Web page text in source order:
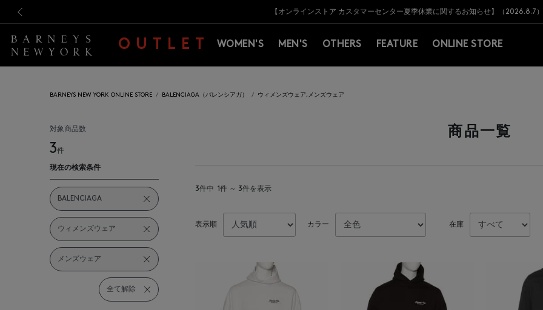
新規登録のお客様も対象！＜MY BARNEYS＞会員のお客様は11,000円（税込）以上のお買上げで常時送料無料
【夏季休業に伴う出荷一時停止のお知らせ】(2026.8.7)
【オンラインストア カスタマーセンター夏季休業に関するお知らせ】（2026.8.7）
【夏季休業に伴う返品・交換承り一時停止のお知らせ】（2026.8.5）
熊本県を中心とした地震の影響によるお荷物のお届けについて
【開催中】SUMMER SALEのご案内・ご注意事項
新規登録のお客様も対象！＜MY BARNEYS＞会員のお客様は11,000円（税込）以上のお買上げで常時送料無料
【夏季休業に伴う出荷一時停止のお知らせ】(2026.8.7)
OUTLET WOMEN'S MEN'S OTHERS FEATURE ONLINE STORE
BARNEYS NEW YORK ONLINE STORE BALENCIAGA（バレンシアガ） ウィメンズウェア,メンズウェア
対象商品数
3件
現在の検索条件
BALENCIAGA
ウィメンズウェア
メンズウェア
全て解除
商品一覧
3件中 1件 ～ 3件を表示
表示順 カラー 在庫